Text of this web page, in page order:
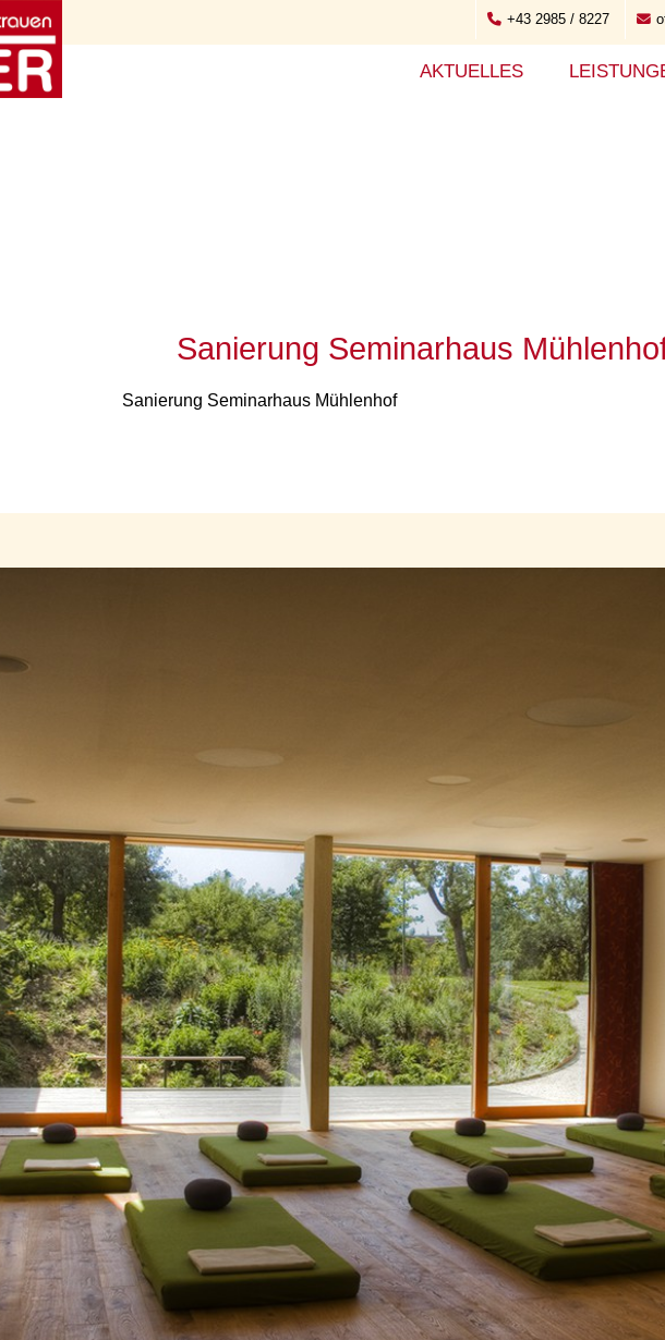
+43 2985 / 8227
AKTUELLES
Sanierung Seminarhaus
Sanierung Seminarhaus Mühlenhof